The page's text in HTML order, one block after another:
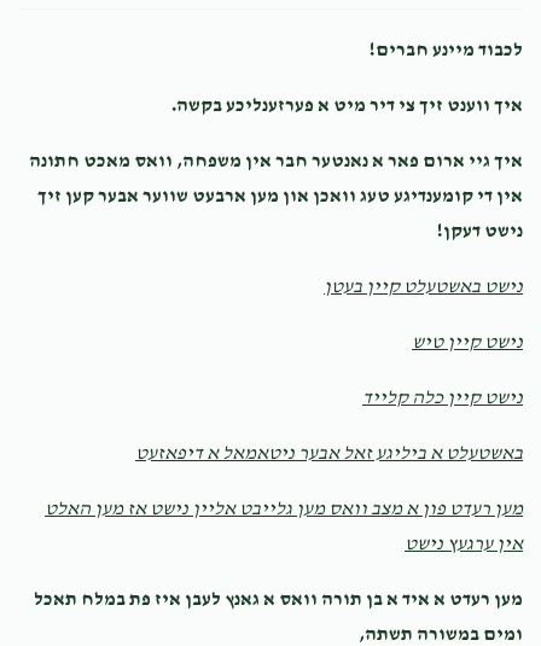
Motty Birnhacksruly weisz, חזקי פריעזעל, יענק'ל
3 months ago $2.00
לכבוד מיינע חברים!
איך ווענט זיך צי דיר מיט א פערזענליכע בקשה.
איך גיי ארום פאר א נאנטער חבר אין משפחה, וואס מאכט חתונה
אין די קומענדיגע טעג וואכן און מען ארבעט שווער אבער קען זיך
נישט דעקן!
נישט באשטעלט קיין בעטן
נישט קיין טיש
נישט קיין כלה קלייד
באשטעלט א ביליגע זאל אבער ניטאמאל א דיפאזעט
מען רעדט פון א מצב וואס מען גלייבט אליין נישט אז מען האלט
אין ערגעץ נישט
מען רעדט א איד א בן תורה וואס א גאנץ לעבן איז פת במלח תאכל
ומים במשורה תשתה,